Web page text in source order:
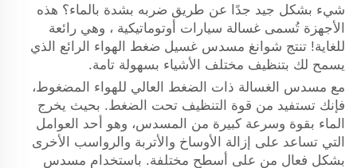
شيء بشكل جيد جدًا عن طريق ضربه بشدة بالماء؟ هذه
الأجهزة تُسمى غسالة سيارات أوتوماتيكية ، وهي رائعة
للغاية! تنتج شوانغ مسدس غسيل ضغط الهواء الرائع الذي
يسمح لك بتنظيف مختلف الأشياء بسهولة تامة.
مع مسدس الغسالة ذات الضغط العالي للهواء المضغوط،
فإنك تستفيد من قوة التنظيف تحت الضغط. بحيث يخرج
الماء بقوة وسرعة كبيرة من المسدس، وهو أحد العوامل
التي تساعد على إزالة الأوساخ والأتربة والرواسب الأخرى
بشكل فعال من على أسطح مختلفة. باستخدام مسدس